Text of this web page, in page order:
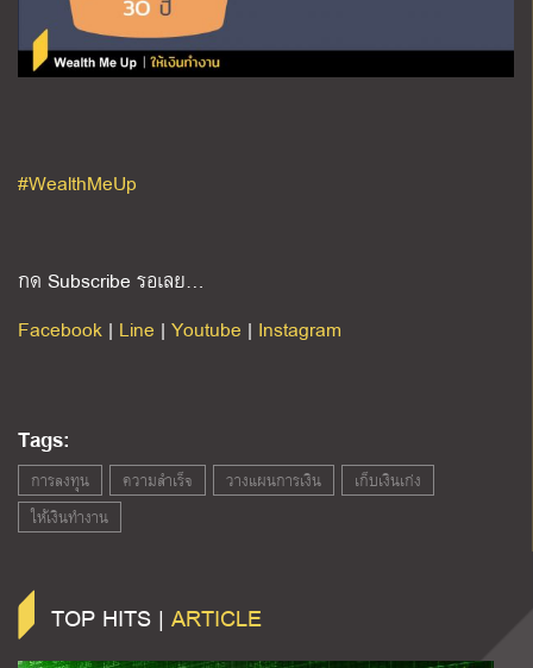
#WealthMeUp
กด Subscribe รอเลย…
Facebook | Line | Youtube | Instagram
Tags:
การลงทุน ความสำเร็จ วางแผนการเงิน
เก็บเงินเก่ง
ให้เงินทำงาน
TOP HITS | ARTICLE